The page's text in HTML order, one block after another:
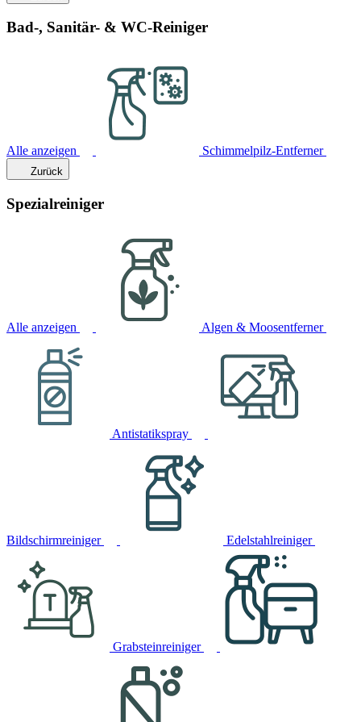
Bad-, Sanitär- & WC-Reiniger
Alle anzeigen Schimmelpilz-Entferner
Zurück
Spezialreiniger
Alle anzeigen Algen & Moosentferner
Antistatikspray
Bildschirmreiniger Edelstahlreiniger
Grabsteinreiniger